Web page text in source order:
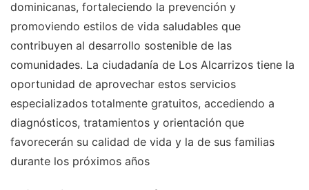
dominicanas, fortaleciendo la prevención y
promoviendo estilos de vida saludables que
contribuyen al desarrollo sostenible de las
comunidades. La ciudadanía de Los Alcarrizos tiene la
oportunidad de aprovechar estos servicios
especializados totalmente gratuitos, accediendo a
diagnósticos, tratamientos y orientación que
favorecerán su calidad de vida y la de sus familias
durante los próximos años